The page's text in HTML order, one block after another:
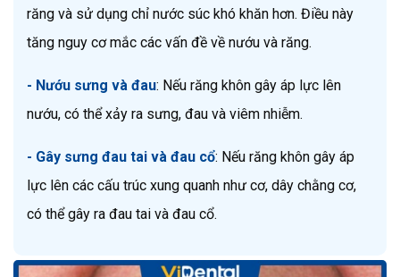
răng và sử dụng chỉ nước súc khó khăn hơn. Điều này
tăng nguy cơ mắc các vấn đề về nướu và răng.
- Nướu sưng và đau: Nếu răng khôn gây áp lực lên
nướu, có thể xảy ra sưng, đau và viêm nhiễm.
- Gây sưng đau tai và đau cổ: Nếu răng khôn gây áp
lực lên các cấu trúc xung quanh như cơ, dây chằng cơ,
có thể gây ra đau tai và đau cổ.